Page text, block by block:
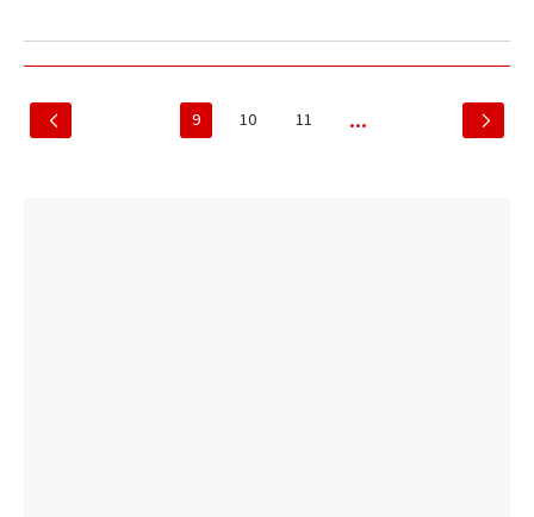
9 10 11